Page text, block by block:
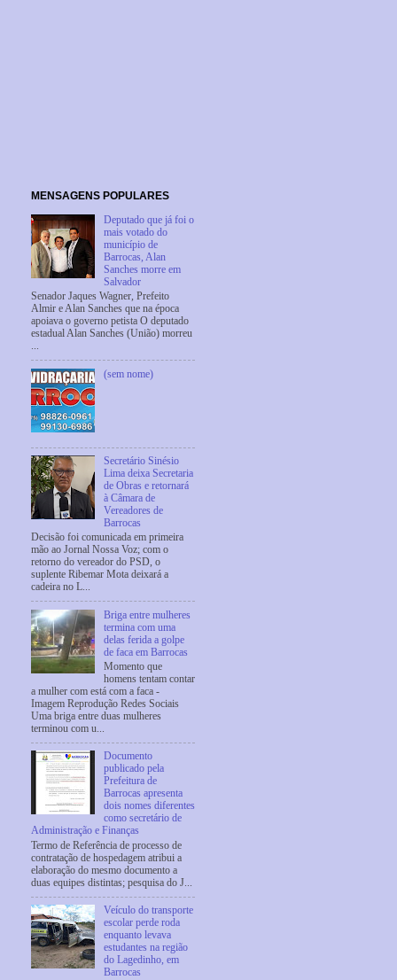
MENSAGENS POPULARES
Deputado que já foi o
mais votado do
município de
Barrocas, Alan
Sanches morre em
Salvador
Senador Jaques Wagner, Prefeito
Almir e Alan Sanches que na época
apoiava o governo petista O deputado
estadual Alan Sanches (União) morreu
...
(sem nome)
Secretário Sinésio
Lima deixa Secretaria
de Obras e retornará
à Câmara de
Vereadores de
Barrocas
Decisão foi comunicada em primeira
mão ao Jornal Nossa Voz; com o
retorno do vereador do PSD, o
suplente Ribemar Mota deixará a
cadeira no L...
Briga entre mulheres
termina com uma
delas ferida a golpe
de faca em Barrocas
Momento que
homens tentam contar
a mulher com está com a faca -
Imagem Reprodução Redes Sociais
Uma briga entre duas mulheres
terminou com u...
Documento
publicado pela
Prefeitura de
Barrocas apresenta
dois nomes diferentes
como secretário de
Administração e Finanças
Termo de Referência de processo de
contratação de hospedagem atribui a
elaboração do mesmo documento a
duas equipes distintas; pesquisa do J...
Veículo do transporte
escolar perde roda
enquanto levava
estudantes na região
do Lagedinho, em
Barrocas